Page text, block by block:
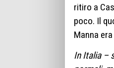
ritiro a
poco. Il
Manna
In Italia –